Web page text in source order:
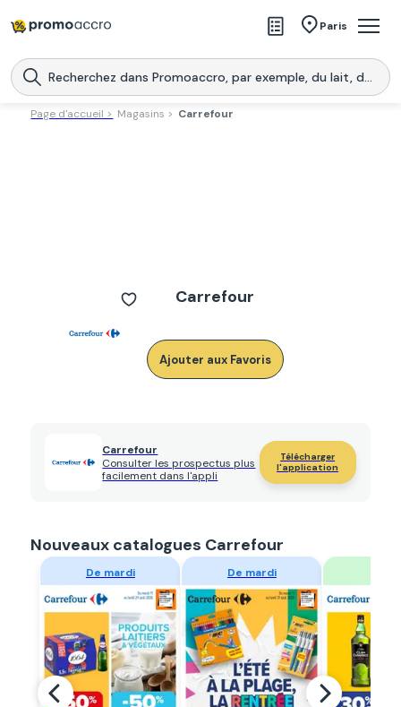
Paris
Magasins
Produits
Page d'accueil > Magasins > Carrefour
Carrefour
Ajouter aux Favoris
Carrefour
Consulter les prospectus plus
facilement dans l'appli
Télécharger
l'application
Nouveaux catalogues Carrefour
Regarder Regarder